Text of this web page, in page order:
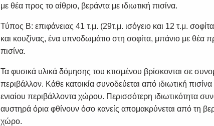
με θέα προς το αίθριο, βεράντα με ιδιωτική πισίνα.
Τύπος Β: επιφάνειας 41 τ.μ. (29τ.μ. ισόγειο και 12 τ.μ.
και κουζίνας, ένα υπνοδωμάτιο στη σοφίτα, μπάνιο με θέα
πισίνα.
Τα φυσικά υλικά δόμησης του κτισμένου βρίσκονται σε
περιβάλλον. Κάθε κατοικία συνοδεύεται από ιδιωτική
ενιαίου περιβάλλοντα χώρου. Περισσότερη ιδιωτικότητα
αυστηρά όρια φθίνουν όσο κανείς απομακρύνεται από τη
χώρο.